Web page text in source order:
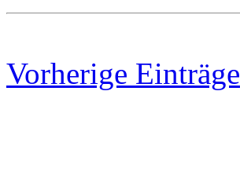
Vorherige Einträge